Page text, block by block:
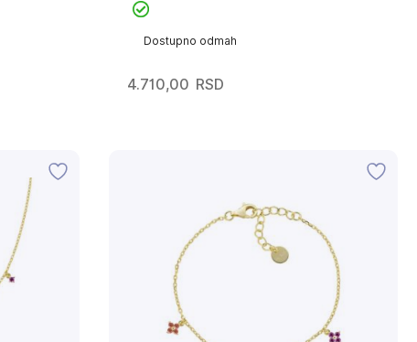
Dostupno odmah
4.710,00 RSD